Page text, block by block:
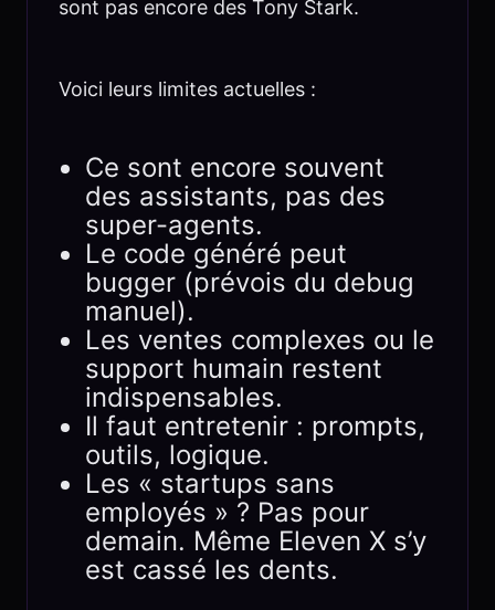
sont pas encore des Tony Stark.
Voici leurs limites actuelles :
Ce sont encore souvent
des assistants, pas des
super-agents.
Le code généré peut
bugger (prévois du debug
manuel).
Les ventes complexes ou le
support humain restent
indispensables.
Il faut entretenir : prompts,
outils, logique.
Les « startups sans
employés » ? Pas pour
demain. Même Eleven X s’y
est cassé les dents.